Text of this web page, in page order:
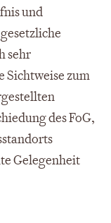
und
sehr
Sichtweise zum
des FoG,
Gelegenheit